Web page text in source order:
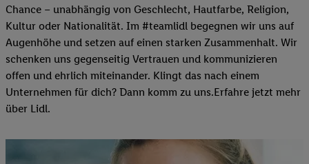
Chance – unabhängig von Geschlecht, Hautfarbe, Religion,
Kultur oder Nationalität. Im #teamlidl begegnen wir uns auf
Augenhöhe und setzen auf einen starken Zusammenhalt. Wir
schenken uns gegenseitig Vertrauen und kommunizieren
offen und ehrlich miteinander. Klingt das nach einem
Unternehmen für dich? Dann komm zu uns.​Erfahre jetzt mehr
über Lidl.